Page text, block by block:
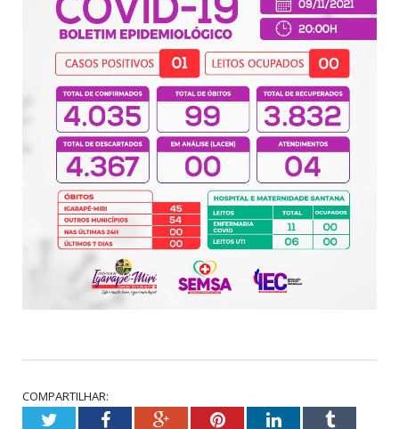
COMPARTILHAR:
TwitterFacebookGoogle+PinterestLinkedInTumblr